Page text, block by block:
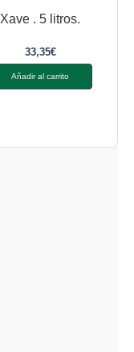
Xave . 5 litros.
33,35€
Añadir al carrito